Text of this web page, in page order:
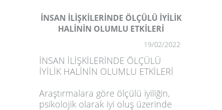
İNSAN İLİŞKİLERİNDE ÖLÇÜLÜ İYİLİK
HALİNİN OLUMLU ETKİLERİ
19/02/2022
İNSAN İLİŞKİLERİNDE ÖLÇÜLÜ
İYİLİK HALİNİN OLUMLU ETKİLERİ
Araştırmalara göre ölçülü iyiliğin,
psikolojik olarak iyi oluş üzerinde